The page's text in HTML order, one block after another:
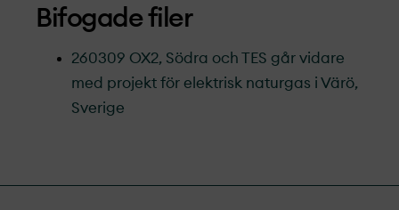
Bifogade filer
260309 OX2, Södra och TES går vidare
med projekt­ för elektrisk naturgas i Värö,
Sverige